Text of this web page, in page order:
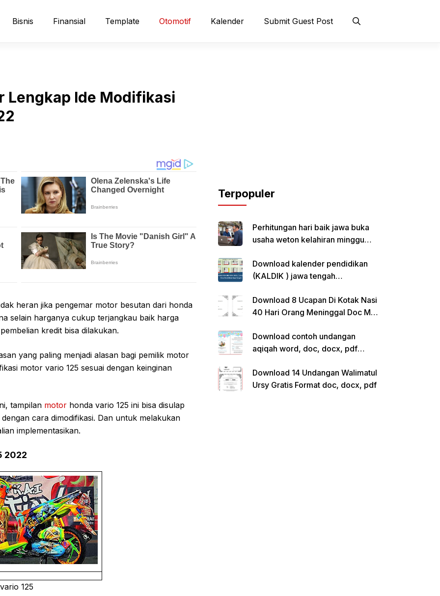
Bisnis Finansial Template Otomotif Kalender Submit Guest Post
Lengkap Ide Modifikasi
heran jika pengemar motor besutan dari honda
selain harganya cukup terjangkau baik harga
kredit bisa dilakukan.
yang paling menjadi alasan bagi pemilik motor
motor vario 125 sesuai dengan keinginan
tampilan motor honda vario 125 ini bisa disulap
cara dimodifikasi. Dan untuk melakukan
implementasikan.
2022
125
Terpopuler
Perhitungan hari baik jawa buka
usaha weton kelahiran minggu
Download kalender pendidikan
(KALDIK ) jawa tengah
Download 8 Ucapan Di Kotak Nasi
40 Hari Orang Meninggal Doc Ms.
Download contoh undangan
aqiqah word, doc, docx, pdf
Download 14 Undangan Walimatul
Ursy Gratis Format doc, docx, pdf